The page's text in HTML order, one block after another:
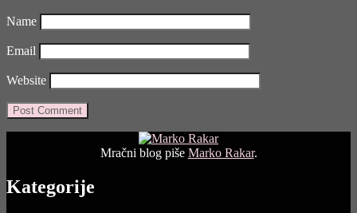
Name
Email
Website
Mračni blog piše Marko Rakar.
Kategorije